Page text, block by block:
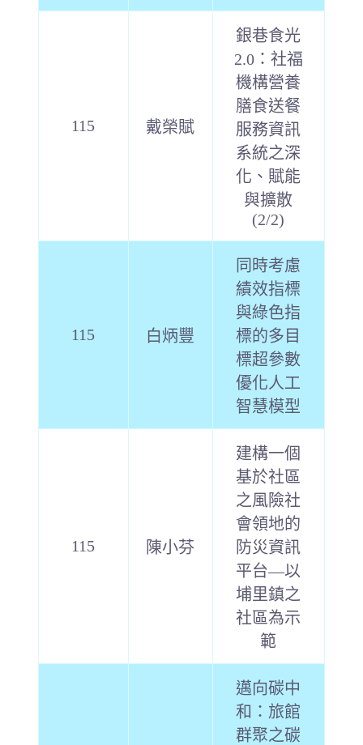
115 戴榮賦
銀巷食光
2.0：社福
機構營養
膳食送餐
服務資訊
系統之深
化、賦能
與擴散
(2/2)
115 白炳豐
同時考慮
績效指標
與綠色指
標的多目
標超參數
優化人工
智慧模型
115 陳小芬
建構一個
基於社區
之風險社
會領地的
防災資訊
平台—以
埔里鎮之
社區為示
範
邁向碳中
和：旅館
群聚之碳